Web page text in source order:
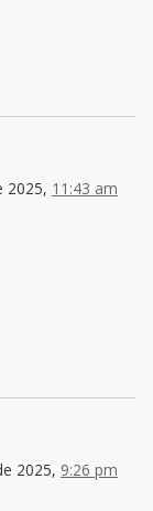
2025, 11:43 am
2025, 9:26 pm